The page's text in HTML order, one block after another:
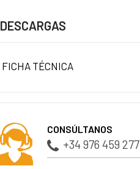
DESCARGAS
FICHA TÉCNICA
CONSÚLTANOS
+34 976 459 277